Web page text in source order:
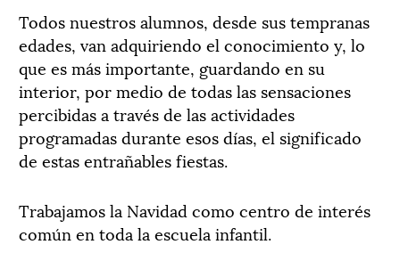
Todos nuestros alumnos, desde sus tempranas
edades, van adquiriendo el conocimiento y, lo
que es más importante, guardando en su
interior, por medio de todas las sensaciones
percibidas a través de las actividades
programadas durante esos días, el significado
de estas entrañables fiestas.
Trabajamos la Navidad como centro de interés
común en toda la escuela infantil.